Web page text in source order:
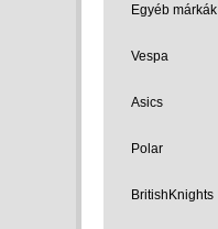
Egyéb márkák
Vespa
Asics
Polar
BritishKnights